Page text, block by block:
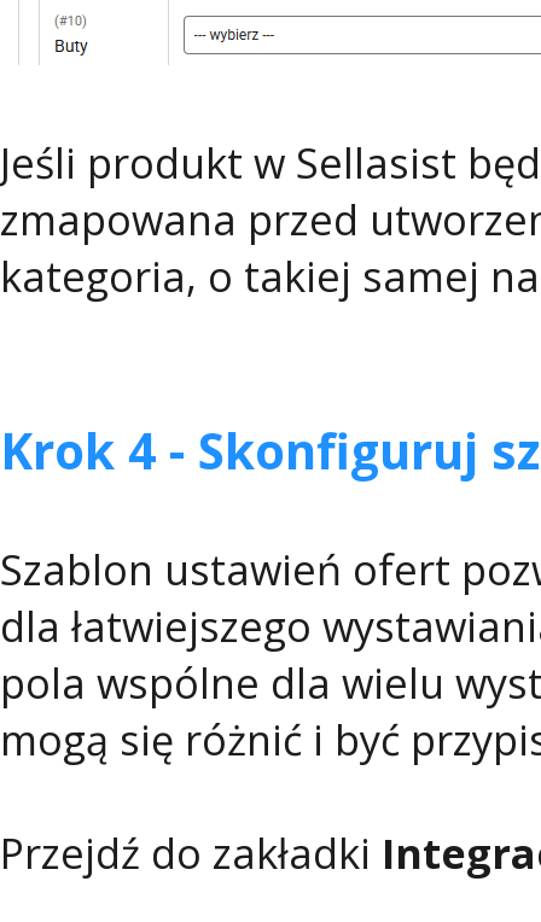
Jeśli produkt w Sellasist
zmapowana przed
kategoria, o takiej samej
Krok 4 - Skonfiguruj
Szablon ustawień ofert
dla łatwiejszego
pola wspólne dla wielu
mogą się różnić i być
Przejdź do zakładki